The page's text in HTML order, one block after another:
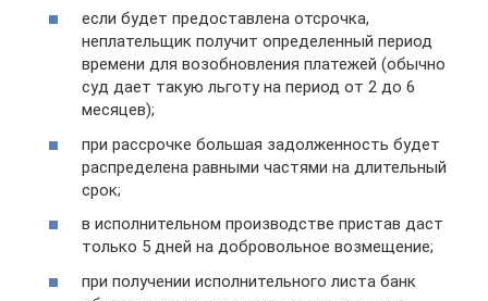
если будет предоставлена отсрочка,
неплательщик получит определенный период
времени для возобновления платежей (обычно
суд дает такую льготу на период от 2 до 6
месяцев);
при рассрочке большая задолженность будет
распределена равными частями на длительный
срок;
в исполнительном производстве пристав даст
только 5 дней на добровольное возмещение;
при получении исполнительного листа банк